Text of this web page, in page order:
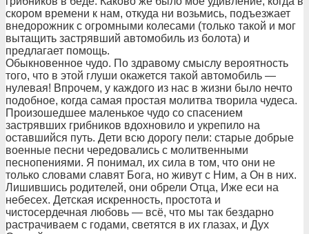
скором времени к нам, откуда ни возьмись, подъезжает
внедорожник с огромными колесами (только такой и мог
вытащить застрявший автомобиль из болота) и
предлагает помощь.
Обыкновенное чудо. По здравому смыслу вероятность
того, что в этой глуши окажется такой автомобиль —
нулевая! Впрочем, у каждого из нас в жизни было нечто
подобное, когда самая простая молитва творила чудеса.
Произошедшее маленькое чудо со спасением
застрявших грибников вдохновило и укрепило на
оставшийся путь. Дети всю дорогу пели: старые добрые
военные песни чередовались с молитвенными
песнопениями. Я понимал, их сила в том, что они не
только словами славят Бога, но живут с Ним, а Он в них.
Лишившись родителей, они обрели Отца, Иже еси на
небесех. Детская искренность, простота и
чистосердечная любовь — всё, что мы так бездарно
растрачиваем с годами, светятся в их глазах, и Дух